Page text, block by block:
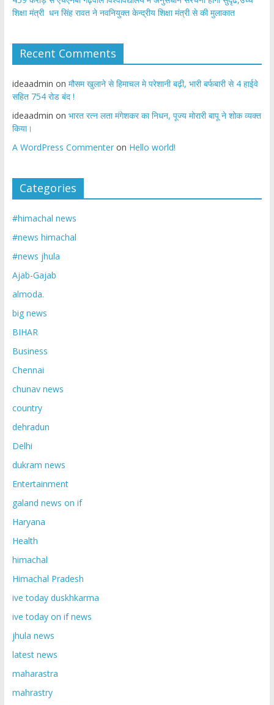
शिक्षा मंत्री धन सिंह रावत ने नवनियुक्त केन्द्रीय शिक्षा मंत्री से की मुलाकात
Recent Comments
ideaadmin on मौसम खुलाने से हिमाचल मे परेशानी बढ़ी, भारी बर्फबारी से 4 हाईवे
सहित 754 रोड बंद !
ideaadmin on भारत रत्न लता मंगेशकर का निधन, पूज्य मोरारी बापू ने शोक व्यक्त
किया।
A WordPress Commenteron Hello world!
Categories
#himachal news
#news himachal
#news jhula
Ajab-Gajab
almoda.
big news
BIHAR
Business
Chennai
chunav news
country
dehradun
Delhi
dukram news
Entertainment
galand news on if
Haryana
Health
himachal
Himachal Pradesh
ive today duskhkarma
ive today on if news
jhula news
latest news
maharastra
mahrastry